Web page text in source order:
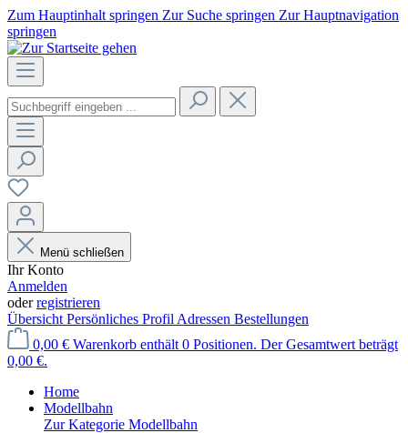
Zum Hauptinhalt springen Zur Suche springen Zur Hauptnavigation
springen
Menü schließen
Ihr Konto
Anmelden
oderregistrieren
Übersicht Persönliches Profil Adressen Bestellungen
0,00 € Warenkorb enthält 0 Positionen. Der Gesamtwert beträgt
0,00 €.
Home
Modellbahn
Zur Kategorie Modellbahn